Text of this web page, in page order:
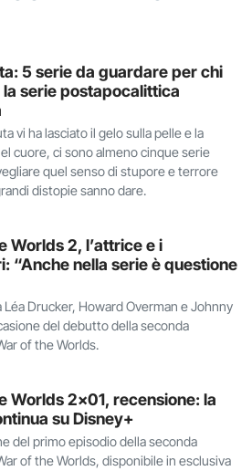
5 serie da guardare per chi
la serie postapocalittica
vi ha lasciato il gelo sulla pelle e la
cuore, ci sono almeno cinque serie
quel senso di stupore e terrore
distopie sanno dare.
Worlds 2, l’attrice e i
“Anche nella serie è questione
Léa Drucker, Howard Overman e Johnny
del debutto della seconda
of the Worlds.
Worlds 2x01, recensione: la
su Disney+
del primo episodio della seconda
of the Worlds, disponibile in esclusiva